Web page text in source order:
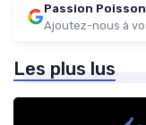
Passion
Ajoutez-nous à
Les plus lus